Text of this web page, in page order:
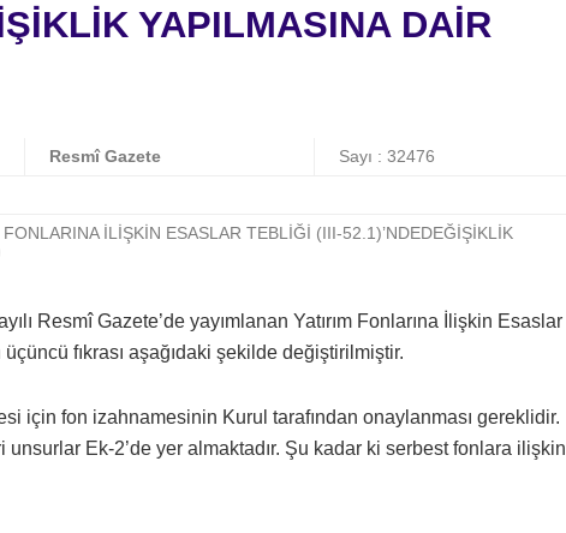
YAPILMASINA DAİR
Resmî Gazete Sayı : 32476
İLİŞKİN ESASLAR TEBLİĞİ (III-52.1)’NDEDEĞİŞİKLİK
Resmî Gazete’de yayımlanan Yatırım Fonlarına İlişkin Esaslar
fıkrası aşağıdaki şekilde değiştirilmiştir.
için fon izahnamesinin Kurul tarafından onaylanması gereklidir.
unsurlar Ek-2’de yer almaktadır. Şu kadar ki serbest fonlara ilişkin